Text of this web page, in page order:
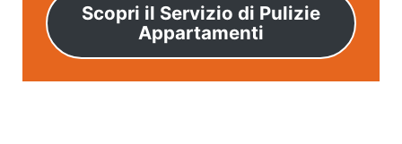
Scopri il Servizio di Pulizie
Appartamenti